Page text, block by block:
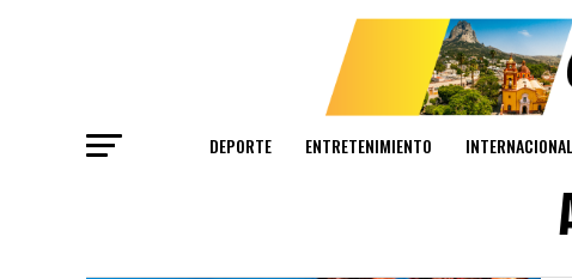
DEPORTE ENTRETENIMIENTO INTERNACIONAL